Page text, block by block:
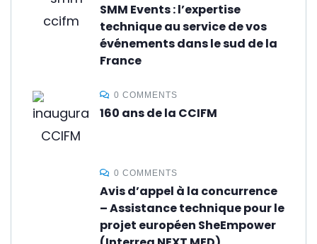
SMM Events : l’expertise
technique au service de vos
événements dans le sud de la
France
0 COMMENTS
160 ans de la CCIFM
0 COMMENTS
Avis d’appel à la concurrence
– Assistance technique pour le
projet européen SheEmpower